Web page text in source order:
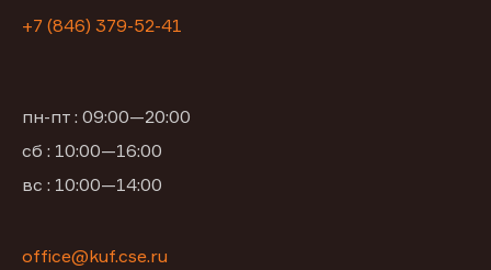
+7 (846) 379-52-41
пн-пт : 09:00—20:00
сб : 10:00—16:00
вс : 10:00—14:00
office@kuf.cse.ru